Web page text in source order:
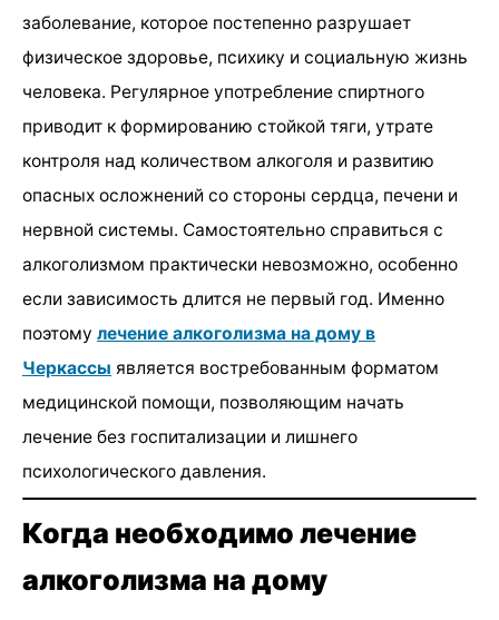
заболевание, которое постепенно разрушает
физическое здоровье, психику и социальную жизнь
человека. Регулярное употребление спиртного
приводит к формированию стойкой тяги, утрате
контроля над количеством алкоголя и развитию
опасных осложнений со стороны сердца, печени и
нервной системы. Самостоятельно справиться с
алкоголизмом практически невозможно, особенно
если зависимость длится не первый год. Именно
поэтому лечение алкоголизма на дому в
Черкассы является востребованным форматом
медицинской помощи, позволяющим начать
лечение без госпитализации и лишнего
психологического давления.
Когда необходимо лечение
алкоголизма на дому